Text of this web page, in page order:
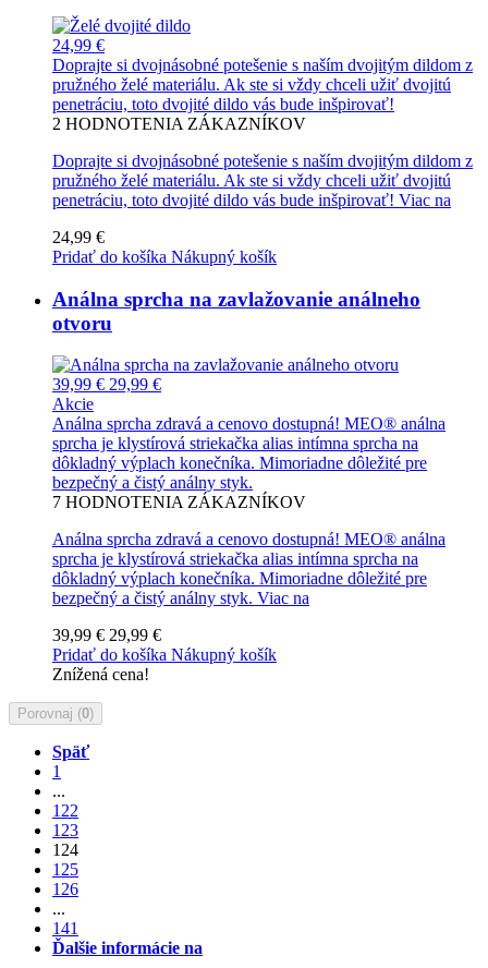
24,99 €
Doprajte si dvojnásobné potešenie s naším dvojitým dildom z
pružného želé materiálu. Ak ste si vždy chceli užiť dvojitú
penetráciu, toto dvojité dildo vás bude inšpirovať!
2 HODNOTENIA ZÁKAZNÍKOV
Doprajte si dvojnásobné potešenie s naším dvojitým dildom z
pružného želé materiálu. Ak ste si vždy chceli užiť dvojitú
penetráciu, toto dvojité dildo vás bude inšpirovať! Viac na
24,99 €
Pridať do košíka Nákupný košík
Análna sprcha na zavlažovanie análneho
otvoru
39,99 € 29,99 €
Akcie
Análna sprcha zdravá a cenovo dostupná! MEO® análna
sprcha je klystírová striekačka alias intímna sprcha na
dôkladný výplach konečníka. Mimoriadne dôležité pre
bezpečný a čistý análny styk.
7 HODNOTENIA ZÁKAZNÍKOV
Análna sprcha zdravá a cenovo dostupná! MEO® análna
sprcha je klystírová striekačka alias intímna sprcha na
dôkladný výplach konečníka. Mimoriadne dôležité pre
bezpečný a čistý análny styk. Viac na
39,99 € 29,99 €
Pridať do košíka Nákupný košík
Znížená cena!
Porovnaj (0)
Späť
1
...
122
123
124
125
126
...
141
Ďalšie informácie na